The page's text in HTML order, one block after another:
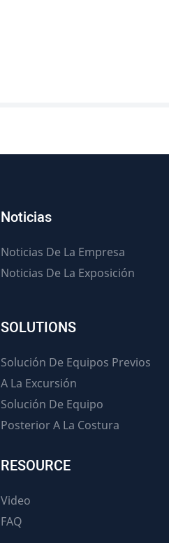
Noticias
Noticias De La Empresa
Noticias De La Exposición
SOLUTIONS
Solución De Equipos Previos
A La Excursión
Solución De Equipo
Posterior A La Costura
RESOURCE
Video
FAQ